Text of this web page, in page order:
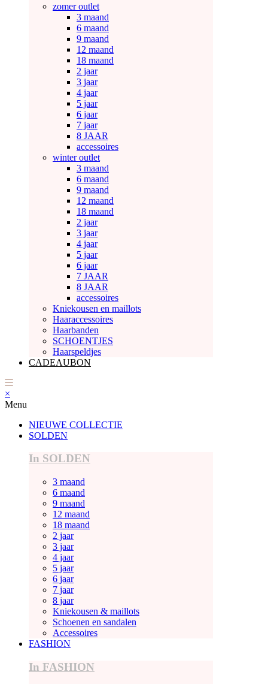
zomer outlet
3 maand
6 maand
9 maand
12 maand
18 maand
2 jaar
3 jaar
4 jaar
5 jaar
6 jaar
7 jaar
8 JAAR
accessoires
winter outlet
3 maand
6 maand
9 maand
12 maand
18 maand
2 jaar
3 jaar
4 jaar
5 jaar
6 jaar
7 JAAR
8 JAAR
accessoires
Kniekousen en maillots
Haaraccessoires
Haarbanden
SCHOENTJES
Haarspeldjes
CADEAUBON
×
Menu
NIEUWE COLLECTIE
SOLDEN
In SOLDEN
3 maand
6 maand
9 maand
12 maand
18 maand
2 jaar
3 jaar
4 jaar
5 jaar
6 jaar
7 jaar
8 jaar
Kniekousen & maillots
Schoenen en sandalen
Accessoires
FASHION
In FASHION